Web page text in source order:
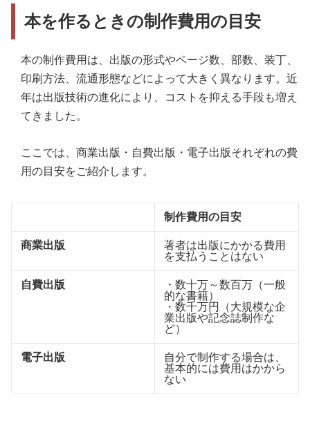
本を作るときの制作費用の目安
本の制作費用は、出版の形式やページ数、部数、装丁、
印刷方法、流通形態などによって大きく異なります。近
年は出版技術の進化により、コストを抑える手段も増え
てきました。
ここでは、商業出版・自費出版・電子出版それぞれの費
用の目安をご紹介します。
制作費用の目安
商業出版
著者は出版にかかる費用
を支払うことはない
自費出版
・数十万～数百万（一般
的な書籍）
・数千万円（大規模な企
業出版や記念誌制作な
ど）
電子出版
自分で制作する場合は、
基本的には費用はかから
ない